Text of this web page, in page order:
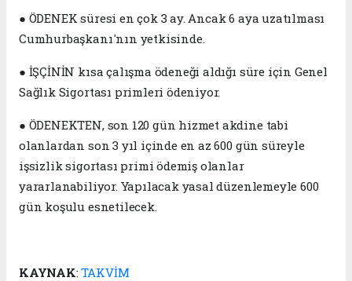
● ÖDENEK süresi en çok 3 ay. Ancak 6 aya uzatılması
Cumhurbaşkanı'nın yetkisinde.
● İŞÇİNİN kısa çalışma ödeneği aldığı süre için Genel
Sağlık Sigortası primleri ödeniyor.
● ÖDENEKTEN, son 120 gün hizmet akdine tabi
olanlardan son 3 yıl içinde en az 600 gün süreyle
işsizlik sigortası primi ödemiş olanlar
yararlanabiliyor. Yapılacak yasal düzenlemeyle 600
gün koşulu esnetilecek.
KAYNAK:TAKVİM